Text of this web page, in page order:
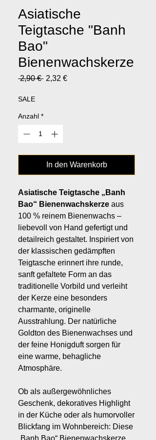
Asiatische
Teigtasche "Banh
Bao"
Bienenwachskerze
2,90 € Standardpreis
2,32 €Sale-
SALE
Anzahl *
In den Warenkorb
Asiatische Teigtasche „Banh
Bao“ Bienenwachskerze aus
100 % reinem Bienenwachs –
liebevoll von Hand gefertigt und
detailreich gestaltet. Inspiriert von
der klassischen gedämpften
Teigtasche erinnert ihre runde,
sanft gefaltete Form an das
traditionelle Vorbild und verleiht
der Kerze eine besonders
charmante, originelle
Ausstrahlung. Der natürliche
Goldton des Bienenwachses und
der feine Honigduft sorgen für
eine warme, behagliche
Atmosphäre.
Ob als außergewöhnliches
Geschenk, dekoratives Highlight
in der Küche oder als humorvoller
Blickfang im Wohnbereich: Diese
„Banh Bao“ Bienenwachskerze